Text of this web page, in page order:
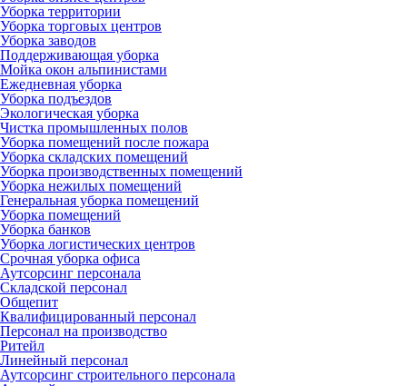
Уборка территории
Уборка торговых центров
Уборка заводов
Поддерживающая уборка
Мойка окон альпинистами
Ежедневная уборка
Уборка подъездов
Экологическая уборка
Чистка промышленных полов
Уборка помещений после пожара
Уборка складских помещений
Уборка производственных помещений
Уборка нежилых помещений
Генеральная уборка помещений
Уборка помещений
Уборка банков
Уборка логистических центров
Срочная уборка офиса
Аутсорсинг персонала
Складской персонал
Общепит
Квалифицированный персонал
Персонал на производство
Ритейл
Линейный персонал
Аутсорсинг строительного персонала